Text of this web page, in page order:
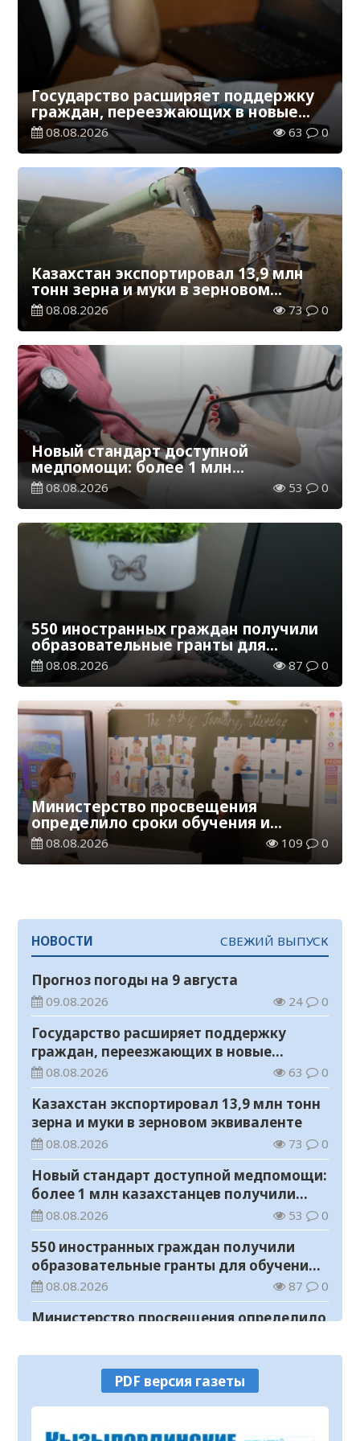
Государство расширяет поддержку
граждан, переезжающих в новые
регионы для работы
08.08.2026 63 0
Казахстан экспортировал 13,9 млн
тонн зерна и муки в зерновом
эквиваленте
08.08.2026 73 0
Новый стандарт доступной
медпомощи: более 1 млн
казахстанцев получили
телемедицинские услуги
08.08.2026 53 0
550 иностранных граждан получили
образовательные гранты для
обучения в Казахстане
08.08.2026 87 0
Министерство просвещения
определило сроки обучения и
каникул на 2026-2027 учебный год
08.08.2026 109 0
НОВОСТИ СВЕЖИЙ ВЫПУСК
Прогноз погоды на 9 августа
09.08.2026 24 0
Государство расширяет поддержку
граждан, переезжающих в новые
регионы для работы
08.08.2026 63 0
Казахстан экспортировал 13,9 млн тонн
зерна и муки в зерновом эквиваленте
08.08.2026 73 0
Новый стандарт доступной медпомощи:
более 1 млн казахстанцев получили
телемедицинские услуги
08.08.2026 53 0
550 иностранных граждан получили
образовательные гранты для обучения в
Казахстане
08.08.2026 87 0
Министерство просвещения определило
учебный год
08.08.2026 109 0
Прогноз погоды на 8 августа
08.08.2026 63 0
PDF версия газеты